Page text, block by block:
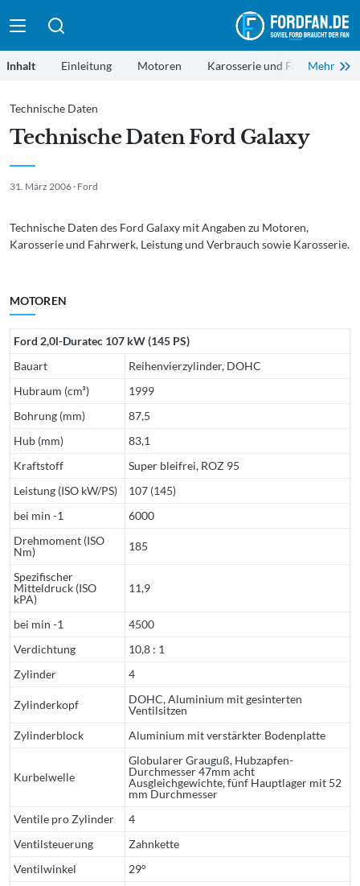
Suche absenden
Technische Daten Ford Galaxy
Technische Daten
31. März 2006 · Ford
Technische Daten des Ford Galaxy mit Angaben zu Motoren,
Karosserie und Fahrwerk, Leistung und Verbrauch sowie Karosserie.
MOTOREN
Ford 2,0l-Duratec 107 kW (145 PS)
Bauart
Reihenvierzylinder, DOHC
Hubraum (cm³)
1999
Bohrung (mm)
87,5
Hub (mm)
83,1
Kraftstoff
Super bleifrei, ROZ 95
Leistung (ISO kW/PS)
107 (145)
bei min -1
6000
Drehmoment (ISO
Nm)
185
Spezifischer
Mitteldruck (ISO
kPA)
11,9
bei min -1
4500
Verdichtung
10,8 : 1
Zylinder
4
Zylinderkopf
DOHC, Aluminium mit gesinterten
Ventilsitzen
Zylinderblock
Aluminium mit verstärkter Bodenplatte
Kurbelwelle
Globularer Grauguß, Hubzapfen-
Durchmesser 47mm acht
Ausgleichgewichte, fünf Hauptlager mit 52
mm Durchmesser
Ventile pro Zylinder
4
Ventilsteuerung
Zahnkette
Ventilwinkel
29°
Inhalt Einleitung Motoren Karosserie und Fahrwerk